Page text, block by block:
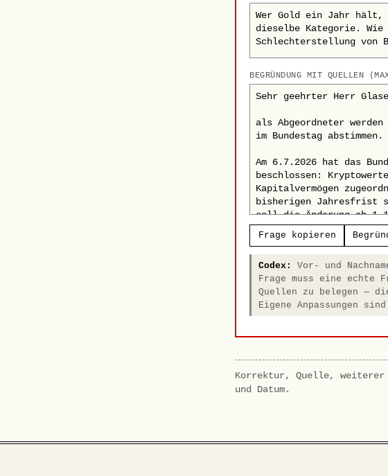
BEGRÜNDUNG MIT QUELLEN
Frage kopieren
Codex:
Vor- und
Frage muss eine echte
Quellen zu belegen —
Eigene Anpassungen
Korrektur, Quelle, weiterer
und Datum.